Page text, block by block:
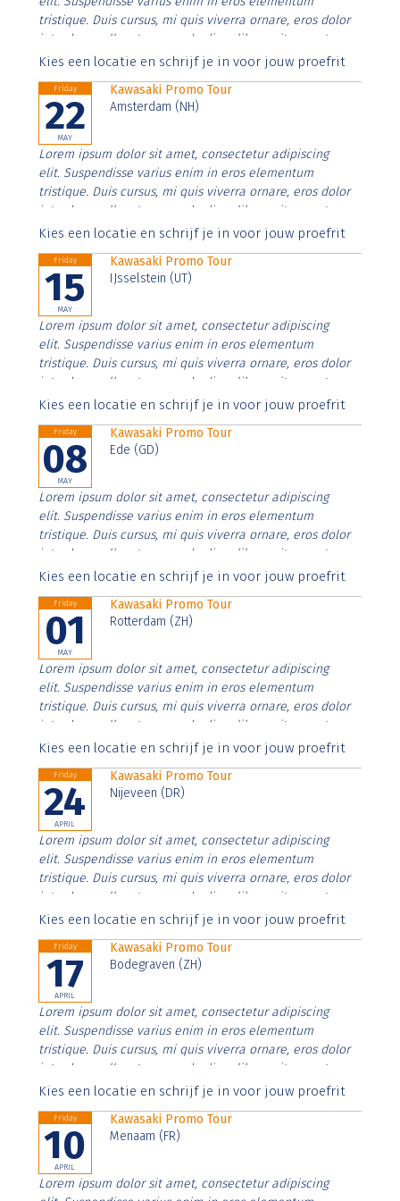
tristique. Duis cursus, mi quis viverra ornare, eros dolor
interdum nulla, ut commodo diam libero vitae erat.
Aenean faucibus nibh et justo cursus id rutrum lorem
Kies een locatie en schrijf je in voor jouw proefrit
Friday
22
MAY
Kawasaki Promo Tour
Amsterdam (NH)
Lorem ipsum dolor sit amet, consectetur adipiscing
elit. Suspendisse varius enim in eros elementum
tristique. Duis cursus, mi quis viverra ornare, eros dolor
interdum nulla, ut commodo diam libero vitae erat.
Aenean faucibus nibh et justo cursus id rutrum lorem
Kies een locatie en schrijf je in voor jouw proefrit
Friday
15
MAY
Kawasaki Promo Tour
IJsselstein (UT)
Lorem ipsum dolor sit amet, consectetur adipiscing
elit. Suspendisse varius enim in eros elementum
tristique. Duis cursus, mi quis viverra ornare, eros dolor
interdum nulla, ut commodo diam libero vitae erat.
Aenean faucibus nibh et justo cursus id rutrum lorem
Kies een locatie en schrijf je in voor jouw proefrit
Friday
08
MAY
Kawasaki Promo Tour
Ede (GD)
Lorem ipsum dolor sit amet, consectetur adipiscing
elit. Suspendisse varius enim in eros elementum
tristique. Duis cursus, mi quis viverra ornare, eros dolor
interdum nulla, ut commodo diam libero vitae erat.
Aenean faucibus nibh et justo cursus id rutrum lorem
Kies een locatie en schrijf je in voor jouw proefrit
Friday
01
MAY
Kawasaki Promo Tour
Rotterdam (ZH)
Lorem ipsum dolor sit amet, consectetur adipiscing
elit. Suspendisse varius enim in eros elementum
tristique. Duis cursus, mi quis viverra ornare, eros dolor
interdum nulla, ut commodo diam libero vitae erat.
Aenean faucibus nibh et justo cursus id rutrum lorem
Kies een locatie en schrijf je in voor jouw proefrit
Friday
24
APRIL
Kawasaki Promo Tour
Nijeveen (DR)
Lorem ipsum dolor sit amet, consectetur adipiscing
elit. Suspendisse varius enim in eros elementum
tristique. Duis cursus, mi quis viverra ornare, eros dolor
interdum nulla, ut commodo diam libero vitae erat.
Aenean faucibus nibh et justo cursus id rutrum lorem
Kies een locatie en schrijf je in voor jouw proefrit
Friday
17
APRIL
Kawasaki Promo Tour
Bodegraven (ZH)
Lorem ipsum dolor sit amet, consectetur adipiscing
elit. Suspendisse varius enim in eros elementum
tristique. Duis cursus, mi quis viverra ornare, eros dolor
interdum nulla, ut commodo diam libero vitae erat.
Aenean faucibus nibh et justo cursus id rutrum lorem
Kies een locatie en schrijf je in voor jouw proefrit
Friday
10
APRIL
Kawasaki Promo Tour
Menaam (FR)
Lorem ipsum dolor sit amet, consectetur adipiscing